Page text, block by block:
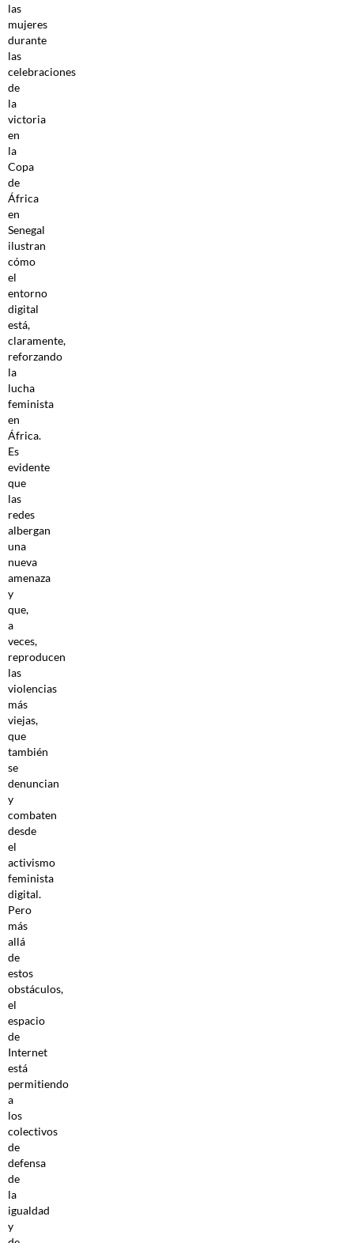
las
mujeres
durante
las
celebraciones
de
la
victoria
en
la
Copa
de
África
en
Senegal
ilustran
cómo
el
entorno
digital
está,
claramente,
reforzando
la
lucha
feminista
en
África.
Es
evidente
que
las
redes
albergan
una
nueva
amenaza
y
que,
a
veces,
reproducen
las
violencias
más
viejas,
que
también
se
denuncian
y
combaten
desde
el
activismo
feminista
digital.
Pero
más
allá
de
estos
obstáculos,
el
espacio
de
Internet
está
permitiendo
a
los
colectivos
de
defensa
de
la
igualdad
y